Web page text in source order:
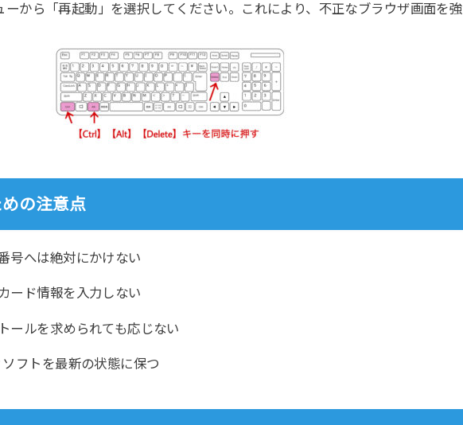
ーから「再起動」を選択してください。これにより、不正なブラウザ画面を強
の注意点
号へは絶対にかけない
ード情報を入力しない
ールを求められても応じない
フトを最新の状態に保つ